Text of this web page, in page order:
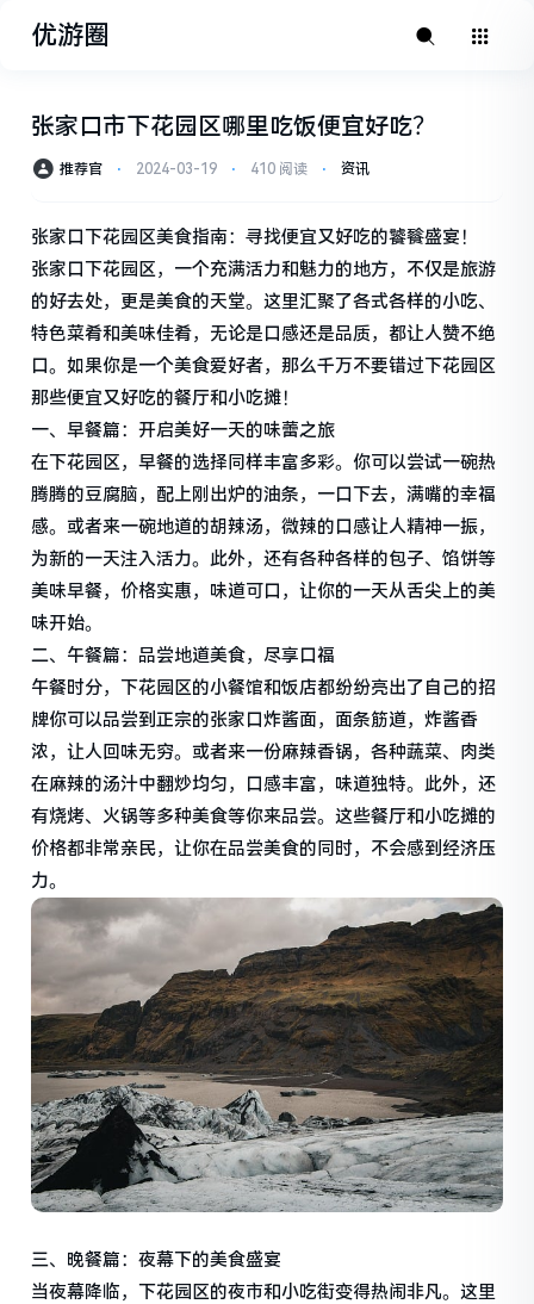
优游圈
张家口市下花园区哪里吃饭便宜好吃？
推荐官 ⋅ 2024-03-19 ⋅ 410 阅读 ⋅ 资讯
张家口下花园区美食指南：寻找便宜又好吃的饕餮盛宴！
张家口下花园区，一个充满活力和魅力的地方，不仅是旅游
的好去处，更是美食的天堂。这里汇聚了各式各样的小吃、
特色菜肴和美味佳肴，无论是口感还是品质，都让人赞不绝
口。如果你是一个美食爱好者，那么千万不要错过下花园区
那些便宜又好吃的餐厅和小吃摊！
一、早餐篇：开启美好一天的味蕾之旅
在下花园区，早餐的选择同样丰富多彩。你可以尝试一碗热
腾腾的豆腐脑，配上刚出炉的油条，一口下去，满嘴的幸福
感。或者来一碗地道的胡辣汤，微辣的口感让人精神一振，
为新的一天注入活力。此外，还有各种各样的包子、馅饼等
美味早餐，价格实惠，味道可口，让你的一天从舌尖上的美
味开始。
二、午餐篇：品尝地道美食，尽享口福
午餐时分，下花园区的小餐馆和饭店都纷纷亮出了自己的招
牌你可以品尝到正宗的张家口炸酱面，面条筋道，炸酱香
浓，让人回味无穷。或者来一份麻辣香锅，各种蔬菜、肉类
在麻辣的汤汁中翻炒均匀，口感丰富，味道独特。此外，还
有烧烤、火锅等多种美食等你来品尝。这些餐厅和小吃摊的
价格都非常亲民，让你在品尝美食的同时，不会感到经济压
力。
三、晚餐篇：夜幕下的美食盛宴
当夜幕降临，下花园区的夜市和小吃街变得热闹非凡。这里